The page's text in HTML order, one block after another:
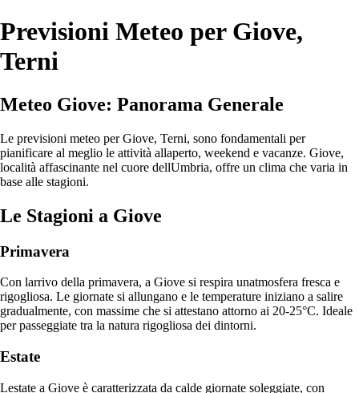
Previsioni Meteo per Giove,
Terni
Meteo Giove: Panorama Generale
Le previsioni meteo per Giove, Terni, sono fondamentali per
pianificare al meglio le attività allaperto, weekend e vacanze. Giove,
località affascinante nel cuore dellUmbria, offre un clima che varia in
base alle stagioni.
Le Stagioni a Giove
Primavera
Con larrivo della primavera, a Giove si respira unatmosfera fresca e
rigogliosa. Le giornate si allungano e le temperature iniziano a salire
gradualmente, con massime che si attestano attorno ai 20-25°C. Ideale
per passeggiate tra la natura rigogliosa dei dintorni.
Estate
Lestate a Giove è caratterizzata da calde giornate soleggiate, con